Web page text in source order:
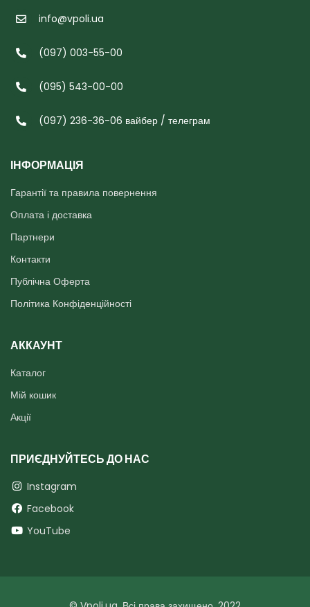
info@vpoli.ua
(097) 003-55-00
(095) 543-00-00
(097) 236-36-06 вайбер / телеграм
ІНФОРМАЦІЯ
Гарантії та правила повернення
Оплата і доставка
Партнери
Контакти
Публічна Оферта
Політика Конфіденційності
АККАУНТ
Каталог
Мій кошик
Акції
ПРИЄДНУЙТЕСЬ ДО НАС
Instagram
Facebook
YouTube